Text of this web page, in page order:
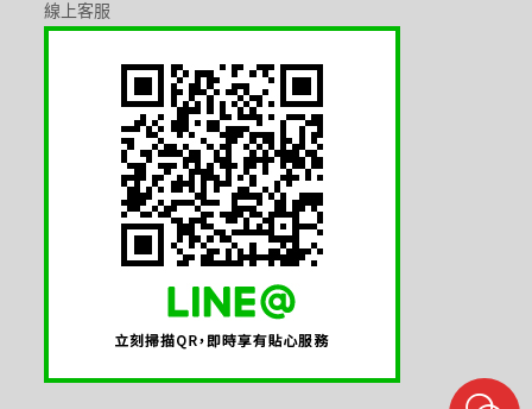
線上客服